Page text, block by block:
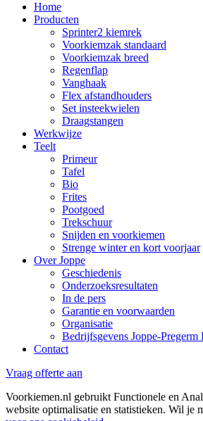
Home
Producten
Sprinter2 kiemrek
Voorkiemzak standaard
Voorkiemzak breed
Regenflap
Vanghaak
Flex afstandhouders
Set insteekwielen
Draagstangen
Werkwijze
Teelt
Primeur
Tafel
Bio
Frites
Pootgoed
Trekschuur
Snijden en voorkiemen
Strenge winter en kort voorjaar
Over Joppe
Geschiedenis
Onderzoeksresultaten
In de pers
Garantie en voorwaarden
Organisatie
Bedrijfsgevens Joppe-Pregerm
Contact
Vraag offerte aan
Voorkiemen.nl gebruikt Functionele en
website optimalisatie en statistieken. Wil je